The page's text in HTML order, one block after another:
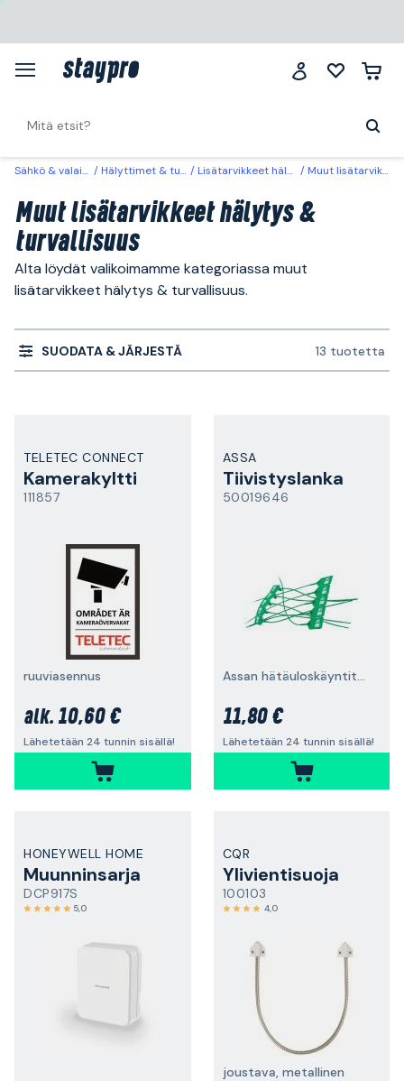
Sähkö & valaistus Hälyttimet & turvallisuus Lisätarvikkeet hälytys & turvallisuus Muut lisätarvikkeet hälytys & turvallisuus
Muut lisätarvikkeet hälytys &
turvallisuus
Alta löydät valikoimamme kategoriassa muut
lisätarvikkeet hälytys & turvallisuus.
SUODATA & JÄRJESTÄ 13 tuotetta
TELETEC CONNECT
Kamerakyltti
111857
ruuviasennus
alk. 10,60 €
Lähetetään 24 tunnin sisällä!
ASSA
Tiivistyslanka
50019646
Assan hätäuloskäyntitarvikkeisiin, 10 kpl pakkaus
11,80 €
Lähetetään 24 tunnin sisällä!
HONEYWELL HOME
Muunninsarja
DCP917S
5,0
CQR
Ylivientisuoja
100103
4,0
joustava, metallinen